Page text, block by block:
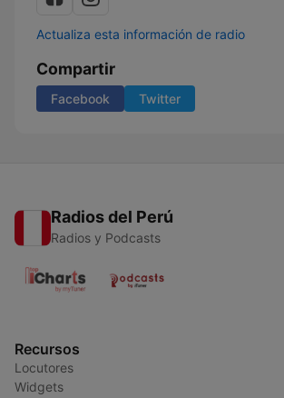
Actualiza esta información de radio
Compartir
Facebook Twitter
Radios del Perú
Radios y Podcasts
Recursos
Locutores
Widgets